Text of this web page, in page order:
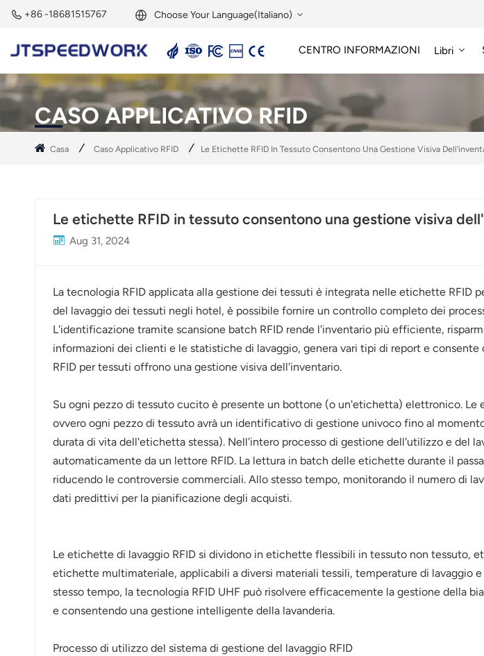
+86 -18681515767 Choose Your Language(Italiano)
English
Français
Deutsch
Español
Nederland
عربي
日语
Türk
Ελληνικά
Melayu
Tiếng Việt
Indonesia
CENTRO INFORMAZIONI Libri
CASO APPLICATIVO RFID
Casa Caso Applicativo RFID Le Etichette RFID In Tessuto Consentono Una Gestione Visiva
Le etichette RFID in tessuto consentono una gestione visiva
Aug 31, 2024
La tecnologia RFID applicata alla gestione dei tessuti è integrata nelle etichette RFID
del lavaggio dei tessuti negli hotel, è possibile fornire un controllo completo dei
L'identificazione tramite scansione batch RFID rende l'inventario più efficiente,
informazioni dei clienti e le statistiche di lavaggio, genera vari tipi di report e
RFID per tessuti offrono una gestione visiva dell'inventario.
Su ogni pezzo di tessuto cucito è presente un bottone (o un'etichetta) elettronico.
ovvero ogni pezzo di tessuto avrà un identificativo di gestione univoco fino al
durata di vita dell'etichetta stessa). Nell'intero processo di gestione dell'utilizzo e del
automaticamente da un lettore RFID. La lettura in batch delle etichette durante il
riducendo le controversie commerciali. Allo stesso tempo, monitorando il numero di
dati predittivi per la pianificazione degli acquisti.
Le etichette di lavaggio RFID si dividono in etichette flessibili in tessuto non
etichette multimateriale, applicabili a diversi materiali tessili, temperature di lavaggio
stesso tempo, la tecnologia RFID UHF può risolvere efficacemente la gestione della
e consentendo una gestione intelligente della lavanderia.
Processo di utilizzo del sistema di gestione del lavaggio RFID